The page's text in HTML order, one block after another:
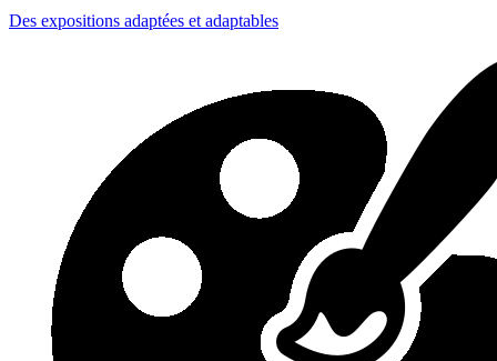
Des expositions adaptées et adaptables